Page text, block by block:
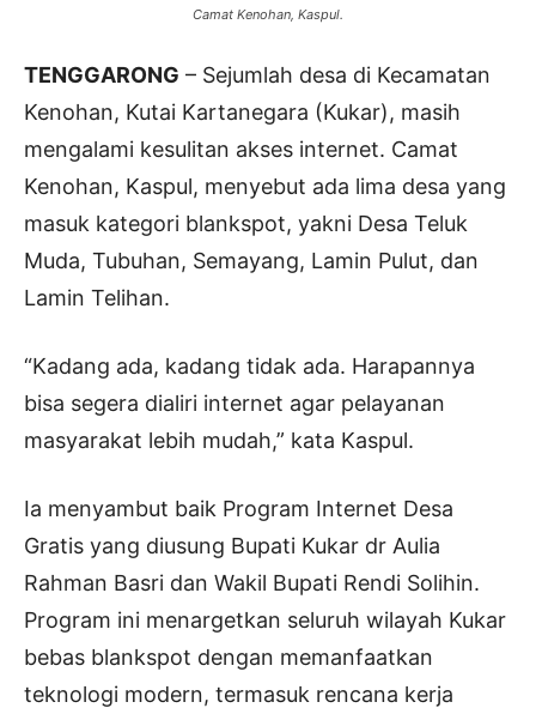
Camat Kenohan, Kaspul.
TENGGARONG – Sejumlah desa di Kecamatan
Kenohan, Kutai Kartanegara (Kukar), masih
mengalami kesulitan akses internet. Camat
Kenohan, Kaspul, menyebut ada lima desa yang
masuk kategori blankspot, yakni Desa Teluk
Muda, Tubuhan, Semayang, Lamin Pulut, dan
Lamin Telihan.
“Kadang ada, kadang tidak ada. Harapannya
bisa segera dialiri internet agar pelayanan
masyarakat lebih mudah,” kata Kaspul.
Ia menyambut baik Program Internet Desa
Gratis yang diusung Bupati Kukar dr Aulia
Rahman Basri dan Wakil Bupati Rendi Solihin.
Program ini menargetkan seluruh wilayah Kukar
bebas blankspot dengan memanfaatkan
teknologi modern, termasuk rencana kerja